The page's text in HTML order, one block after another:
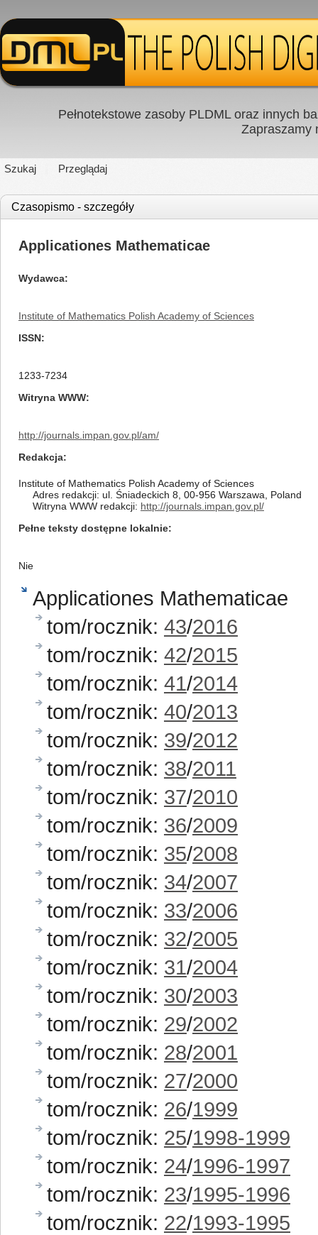
Pełnotekstowe zasoby PLDML oraz innych
Zapraszamy
Szukaj Przeglądaj
Czasopismo - szczegóły
Applicationes Mathematicae
Wydawca
Institute of Mathematics Polish Academy of Sciences
ISSN
1233-7234
Witryna WWW
http://journals.impan.gov.pl/am/
Redakcja
Institute of Mathematics Polish Academy of Sciences
Adres redakcji: ul. Śniadeckich 8, 00-956 Warszawa, Poland
Witryna WWW redakcji: http://journals.impan.gov.pl/
Pełne teksty dostępne lokalnie
Nie
Applicationes Mathematicae
tom/rocznik: 43/2016
tom/rocznik: 42/2015
tom/rocznik: 41/2014
tom/rocznik: 40/2013
tom/rocznik: 39/2012
tom/rocznik: 38/2011
tom/rocznik: 37/2010
tom/rocznik: 36/2009
tom/rocznik: 35/2008
tom/rocznik: 34/2007
tom/rocznik: 33/2006
tom/rocznik: 32/2005
tom/rocznik: 31/2004
tom/rocznik: 30/2003
tom/rocznik: 29/2002
tom/rocznik: 28/2001
tom/rocznik: 27/2000
tom/rocznik: 26/1999
tom/rocznik: 25/1998-1999
tom/rocznik: 24/1996-1997
tom/rocznik: 23/1995-1996
tom/rocznik: 22/1993-1995